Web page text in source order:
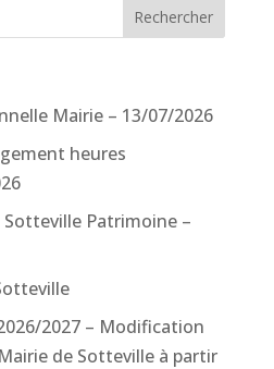
Mairie – 13/07/2026
heures
Patrimoine –
2027 – Modification
de Sotteville à partir